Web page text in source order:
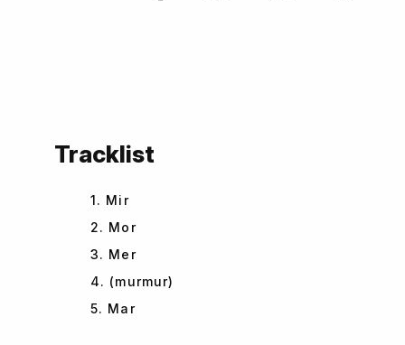
Tracklist
1. Mir
2. Mor
3. Mer
4. (murmur)
5. Mar